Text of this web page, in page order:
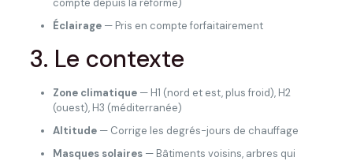
compte depuis la réforme)
Éclairage— Pris en compte forfaitairement
3. Le contexte
Zone climatique— H1 (nord et est, plus froid), H2
(ouest), H3 (méditerranée)
Altitude— Corrige les degrés-jours de chauffage
Masques solaires— Bâtiments voisins, arbres qui